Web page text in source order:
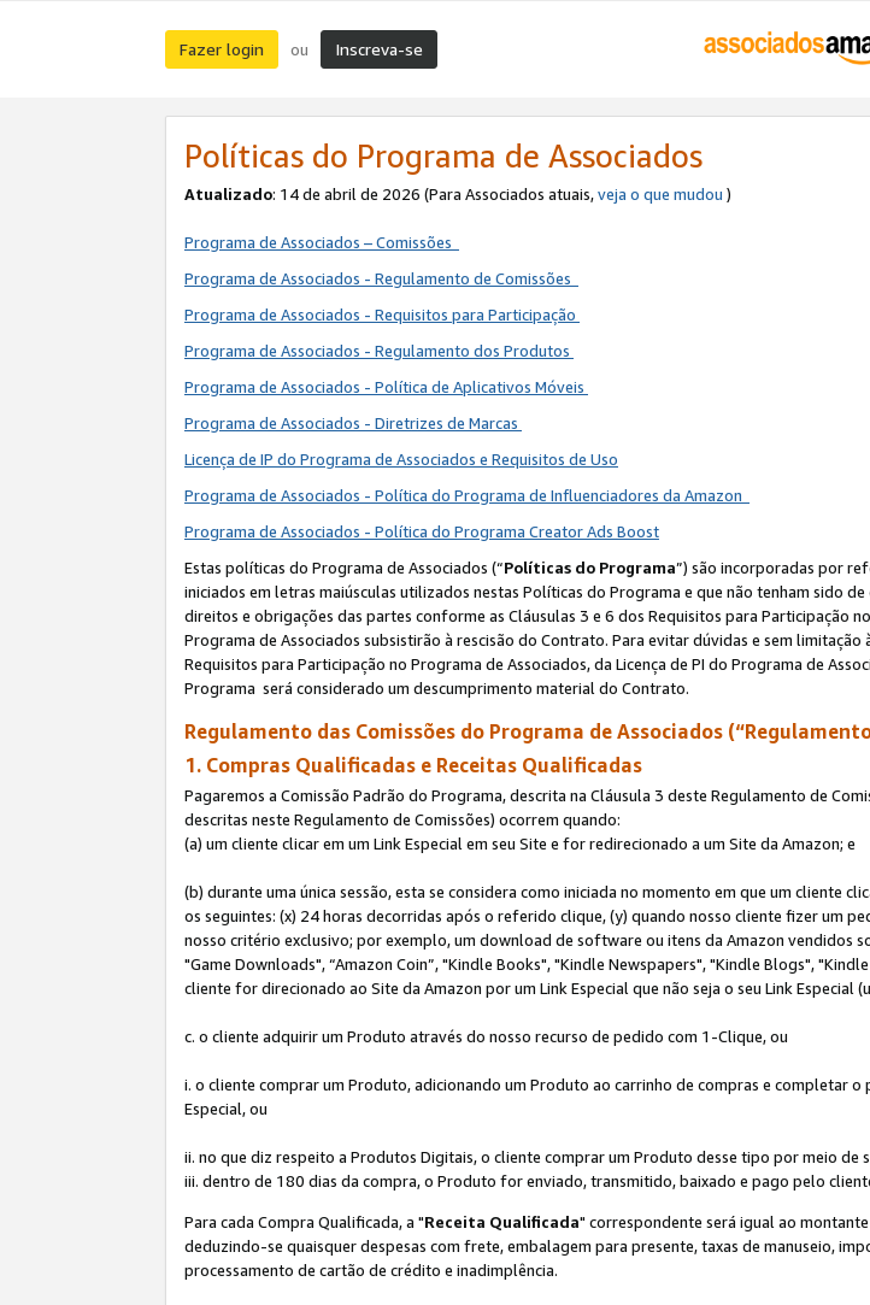
Fazer login ou Inscreva-se
Políticas do Programa de Associados
Atualizado: 14 de abril de 2026 (Para Associados atuais,veja o que mudou )
Programa de Associados – Comissões
Programa de Associados - Regulamento de Comissões
Programa de Associados - Requisitos para Participação
Programa de Associados - Regulamento dos Produtos
Programa de Associados - Política de Aplicativos Móveis
Programa de Associados - Diretrizes de Marcas
Licença de IP do Programa de Associados e Requisitos de Uso
Programa de Associados - Política do Programa de Influenciadores da Amazon
Programa de Associados - Política do Programa Creator Ads Boost
Estas políticas do Programa de Associados (“Políticas do Programa”) são incorporadas por
iniciados em letras maiúsculas utilizados nestas Políticas do Programa e que não tenham sido
direitos e obrigações das partes conforme as Cláusulas 3 e 6 dos Requisitos para Participação
Programa de Associados subsistirão à rescisão do Contrato. Para evitar dúvidas e sem
Requisitos para Participação no Programa de Associados, da Licença de PI do Programa de
Programa será considerado um descumprimento material do Contrato.
Regulamento das Comissões do Programa de Associados
1. Compras Qualificadas e Receitas Qualificadas
Pagaremos a Comissão Padrão do Programa, descrita na Cláusula 3 deste Regulamento de
descritas neste Regulamento de Comissões) ocorrem quando:
(a) um cliente clicar em um Link Especial em seu Site e for redirecionado a um Site da Amazon; e
(b) durante uma única sessão, esta se considera como iniciada no momento em que um cliente
os seguintes: (x) 24 horas decorridas após o referido clique, (y) quando nosso cliente fizer um
nosso critério exclusivo; por exemplo, um download de software ou itens da Amazon vendidos
"Game Downloads", “Amazon Coin”, "Kindle Books", "Kindle Newspapers", "Kindle Blogs",
cliente for direcionado ao Site da Amazon por um Link Especial que não seja o seu Link Especial
c. o cliente adquirir um Produto através do nosso recurso de pedido com 1-Clique, ou
i. o cliente comprar um Produto, adicionando um Produto ao carrinho de compras e completar
Especial, ou
ii. no que diz respeito a Produtos Digitais, o cliente comprar um Produto desse tipo por meio de
iii. dentro de 180 dias da compra, o Produto for enviado, transmitido, baixado e pago pelo
Para cada Compra Qualificada, a "Receita Qualificada" correspondente será igual ao
deduzindo-se quaisquer despesas com frete, embalagem para presente, taxas de manuseio,
processamento de cartão de crédito e inadimplência.